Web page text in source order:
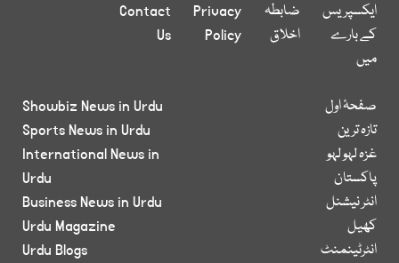
ایکسپریس
کے بارے
میں
ضابطہ
اخلاق
Privacy
Policy
Contact
Us
صفحۂ اول
تازہ ترین
غزہ لہو لہو
پاکستان
انٹر نیشنل
کھیل
انٹرٹینمنٹ
Showbiz News in Urdu
Sports News in Urdu
International News in
Urdu
Business News in Urdu
Urdu Magazine
Urdu Blogs